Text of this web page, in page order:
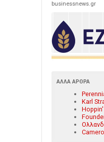
businessnews.gr
ΆΛΛΑ ΆΡΘΡΑ
Karl